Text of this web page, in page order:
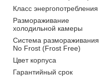
Класс энергопотребления
Размораживание
холодильной камеры
Система размораживания
No Frost (Frost Free)
Цвет корпуса
Гарантийный срок